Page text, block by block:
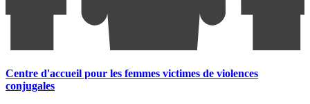
Centre d'accueil pour les femmes victimes de violences
conjugales